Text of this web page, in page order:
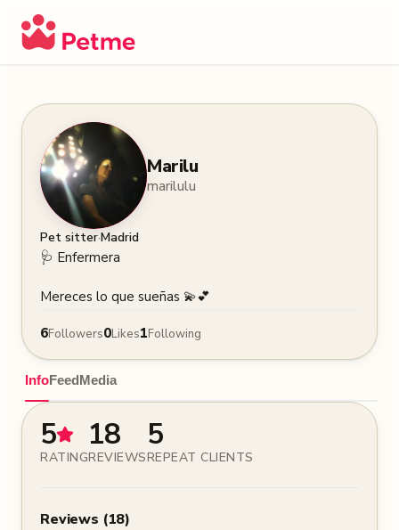
Marilu
marilulu
Pet sitter·Madrid
🩺 Enfermera
Mereces lo que sueñas 💫💕
6Followers0Likes1Following
InfoFeedMedia
5
RATING
18
REVIEWS
5
REPEAT CLIENTS
Reviews (18)